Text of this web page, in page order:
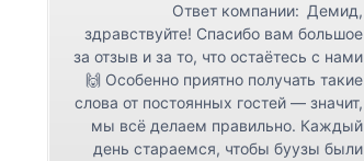
Ответ компании: Демид,
здравствуйте! Спасибо вам большое
за отзыв и за то, что остаётесь с нами
🙌 Особенно приятно получать такие
слова от постоянных гостей — значит,
мы всё делаем правильно. Каждый
день стараемся, чтобы буузы были